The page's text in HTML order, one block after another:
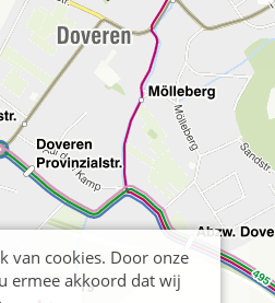
van cookies. Door onze
ermee akkoord dat wij